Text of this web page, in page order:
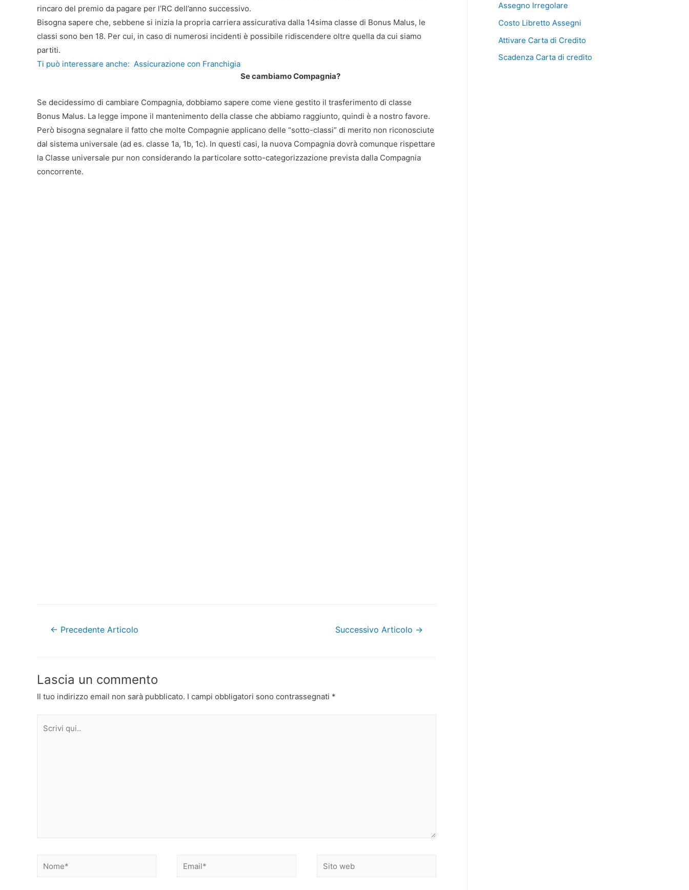
rincaro del premio da pagare per l’RC dell’anno successivo.
Bisogna sapere che, sebbene si inizia la propria carriera assicurativa dalla 14sima classe di Bonus Malus, le
classi sono ben 18. Per cui, in caso di numerosi incidenti è possibile ridiscendere oltre quella da cui siamo
partiti.
Ti può interessare anche: Assicurazione con Franchigia
Se cambiamo Compagnia?
Se decidessimo di cambiare Compagnia, dobbiamo sapere come viene gestito il trasferimento di classe
Bonus Malus. La legge impone il mantenimento della classe che abbiamo raggiunto, quindi è a nostro favore.
Però bisogna segnalare il fatto che molte Compagnie applicano delle “sotto-classi” di merito non riconosciute
dal sistema universale (ad es. classe 1a, 1b, 1c). In questi casi, la nuova Compagnia dovrà comunque rispettare
la Classe universale pur non considerando la particolare sotto-categorizzazione prevista dalla Compagnia
concorrente.
Navigazione
← Precedente Articolo Successivo Articolo →
Lascia un commento
Il tuo indirizzo email non sarà pubblicato. I campi obbligatori sono contrassegnati *
Nome* Email*
Sito
Assegno Irregolare
Costo Libretto Assegni
Attivare Carta di Credito
Scadenza Carta di credito